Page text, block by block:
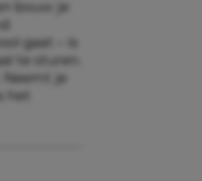
bouw je
gaat – is
te sturen.
je